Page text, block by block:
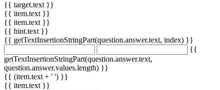
{{ target.text }}
{{ item.text }}
{{ item.text }}
{{ hint.text }}
{{ getTextInsertionStringPart(question.answer.text, index) }}
{{
getTextInsertionStringPart(question.answer.text,
question.answer.values.length) }}
{{ (item.text + ' ') }}
{{ item.text }}